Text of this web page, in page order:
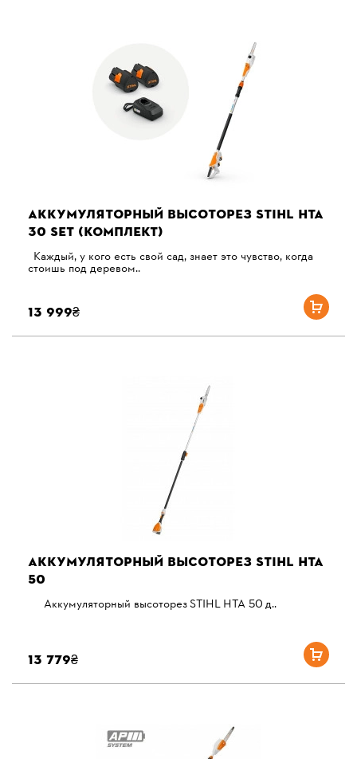
АККУМУЛЯТОРНЫЙ ВЫСОТОРЕЗ STIHL HTA
30 SET (КОМПЛЕКТ)
Каждый, у кого есть свой сад, знает это чувство, когда
стоишь под деревом..
13 999₴
АККУМУЛЯТОРНЫЙ ВЫСОТОРЕЗ STIHL HTA
50
Аккумуляторный высоторез STIHL HTA 50 д..
13 779₴